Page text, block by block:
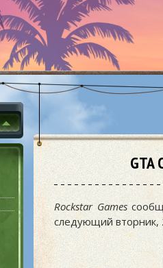
GTA
Rockstar Games
следующий вторник,